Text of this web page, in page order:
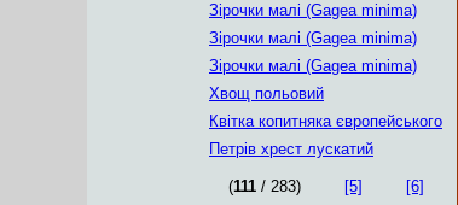
Зірочки малі (Gagea minima)
Зірочки малі (Gagea minima)
Зірочки малі (Gagea minima)
Хвощ польовий
Квітка копитняка європейського
Петрів хрест лускатий
(111 / 283) [5] [6]